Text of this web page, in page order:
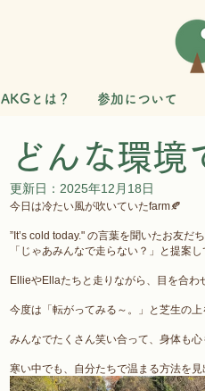
AKGとは？ 参加について
どんな環境
更新日： 2025年12月18日
今日は冷たい風が吹いていたfarm🍂
”It’s cold today." の言葉を聞いたお友だち
「じゃあみんなで走らない？」と提案し
EllieやEllaたちと走りながら、目を合わ
今度は「転がってみる～。」と芝生の
みんなでたくさん笑い合って、身体も
寒い中でも、自分たちで温まる方法を